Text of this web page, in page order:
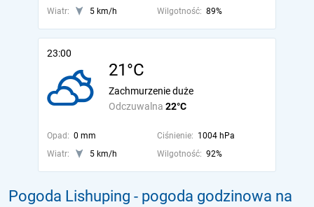
Wiatr:
5 km/h Wilgotność: 89%
23:00
21°C
Odczuwalna 22°C
Zachmurzenie duże
Opad: 0 mm Ciśnienie: 1004 hPa
Wiatr:
5 km/h Wilgotność: 92%
Pogoda Lishuping - pogoda godzinowa na